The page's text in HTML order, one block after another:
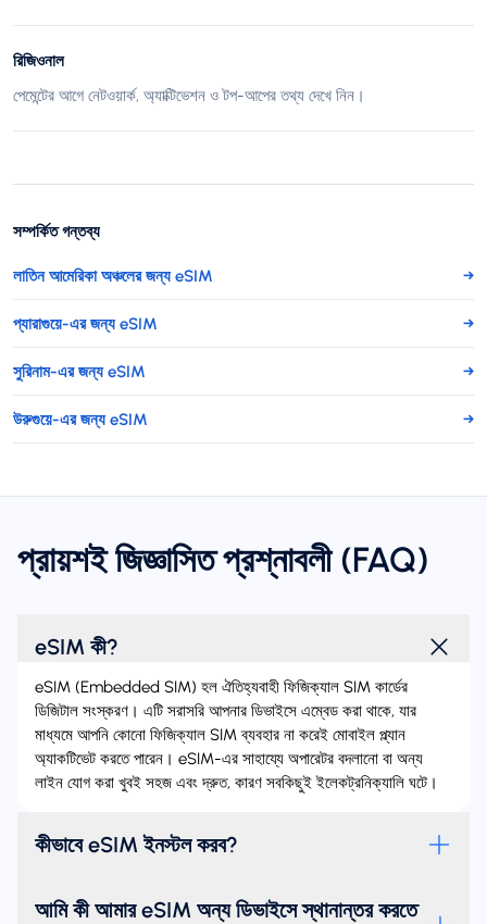
রিজিওনাল
পেমেন্টের আগে নেটওয়ার্ক, অ্যাক্টিভেশন ও টপ-আপের তথ্য দেখে নিন।
সম্পর্কিত গন্তব্য
লাতিন আমেরিকা অঞ্চলের জন্য eSIM →
প্যারাগুয়ে-এর জন্য eSIM →
সুরিনাম-এর জন্য eSIM →
উরুগুয়ে-এর জন্য eSIM →
প্রায়শই জিজ্ঞাসিত প্রশ্নাবলী (FAQ)
eSIM কী?
eSIM (Embedded SIM) হল ঐতিহ্যবাহী ফিজিক্যাল SIM কার্ডের
ডিজিটাল সংস্করণ। এটি সরাসরি আপনার ডিভাইসে এম্বেড করা থাকে, যার
মাধ্যমে আপনি কোনো ফিজিক্যাল SIM ব্যবহার না করেই মোবাইল প্ল্যান
অ্যাকটিভেট করতে পারেন। eSIM-এর সাহায্যে অপারেটর বদলানো বা অন্য
লাইন যোগ করা খুবই সহজ এবং দ্রুত, কারণ সবকিছুই ইলেকট্রনিক্যালি ঘটে।
কীভাবে eSIM ইনস্টল করব?
আমি কী আমার eSIM অন্য ডিভাইসে স্থানান্তর করতে